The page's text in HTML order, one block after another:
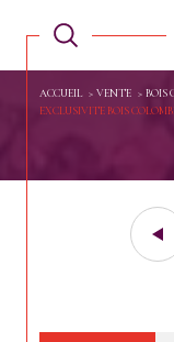
ACCUEIL VENTE BOIS
EXCLUSIVITE BOIS